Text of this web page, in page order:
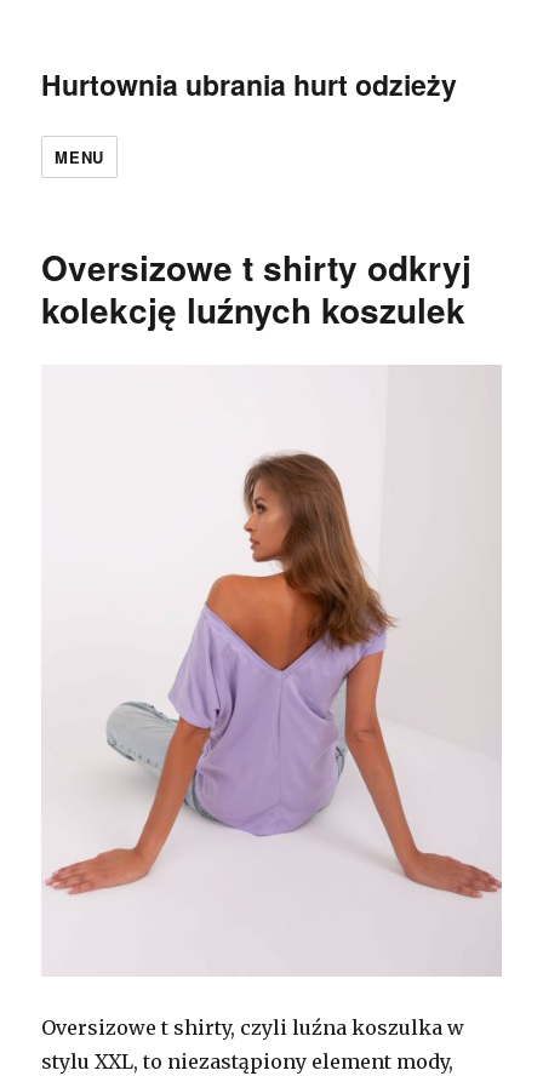
Hurtownia ubrania hurt odzieży
MENU
Oversizowe t shirty odkryj
kolekcję luźnych koszulek
Oversizowe t shirty, czyli luźna koszulka w
stylu XXL, to niezastąpiony element mody,